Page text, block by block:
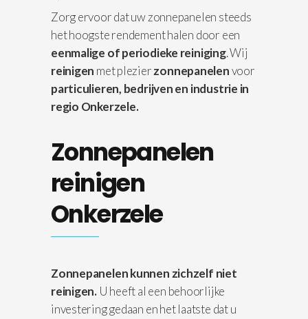
Zorg ervoor dat uw zonnepanelen steeds
het hoogste rendement halen door een
eenmalige of periodieke reiniging. Wij
reinigen met plezierzonnepanelenvoor
particulieren, bedrijven en industrie in
regio Onkerzele.
Zonnepanelen
reinigen
Onkerzele
Zonnepanelen kunnen zichzelf niet
reinigen. U heeft al een behoorlijke
investering gedaan en het laatste dat u